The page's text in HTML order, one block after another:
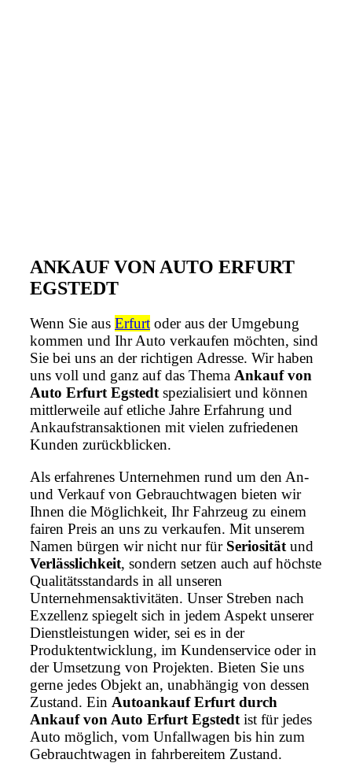
ANKAUF VON AUTO ERFURT
EGSTEDT
Wenn Sie aus Erfurt oder aus der Umgebung
kommen und Ihr Auto verkaufen möchten, sind
Sie bei uns an der richtigen Adresse. Wir haben
uns voll und ganz auf das Thema Ankauf von
Auto Erfurt Egstedt spezialisiert und können
mittlerweile auf etliche Jahre Erfahrung und
Ankaufstransaktionen mit vielen zufriedenen
Kunden zurückblicken.
Als erfahrenes Unternehmen rund um den An-
und Verkauf von Gebrauchtwagen bieten wir
Ihnen die Möglichkeit, Ihr Fahrzeug zu einem
fairen Preis an uns zu verkaufen. Mit unserem
Namen bürgen wir nicht nur für Seriosität und
Verlässlichkeit, sondern setzen auch auf höchste
Qualitätsstandards in all unseren
Unternehmensaktivitäten. Unser Streben nach
Exzellenz spiegelt sich in jedem Aspekt unserer
Dienstleistungen wider, sei es in der
Produktentwicklung, im Kundenservice oder in
der Umsetzung von Projekten. Bieten Sie uns
gerne jedes Objekt an, unabhängig von dessen
Zustand. Ein Autoankauf Erfurt durch
Ankauf von Auto Erfurt Egstedt ist für jedes
Auto möglich, vom Unfallwagen bis hin zum
Gebrauchtwagen in fahrbereitem Zustand.